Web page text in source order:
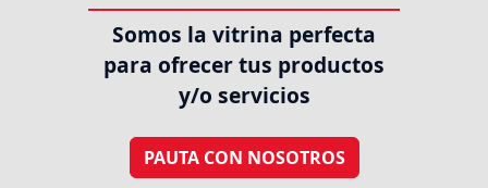
Somos la vitrina perfecta
para ofrecer tus productos
y/o servicios
PAUTA CON NOSOTROS